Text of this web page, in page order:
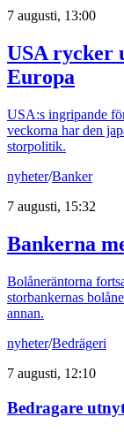
7 augusti, 13:00
USA rycker
Europa
USA:s ingripande
veckorna har den
storpolitik.
nyheter/Banker
7 augusti, 15:32
Bankerna
Bolåneräntorna
storbankernas
annan.
nyheter/Bedrägeri
7 augusti, 12:10
Bedragare